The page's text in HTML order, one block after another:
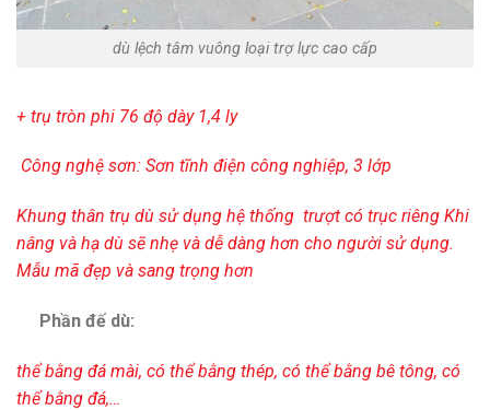
dù lệch tâm vuông loại trợ lực cao cấp
+ trụ tròn phi 76 độ dày 1,4 ly
Công nghệ sơn: Sơn tĩnh điện công nghiệp, 3 lớp
Khung thân trụ dù sử dụng hệ thống trượt có trục riêng Khi
nâng và hạ dù sẽ nhẹ và dễ dàng hơn cho người sử dụng.
Mẫu mã đẹp và sang trọng hơn
Phần đế dù:
thể bằng đá mài, có thể bằng thép, có thể bằng bê tông, có
thể bằng đá,…